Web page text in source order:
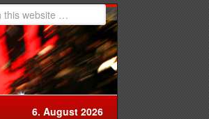
6. August 2026